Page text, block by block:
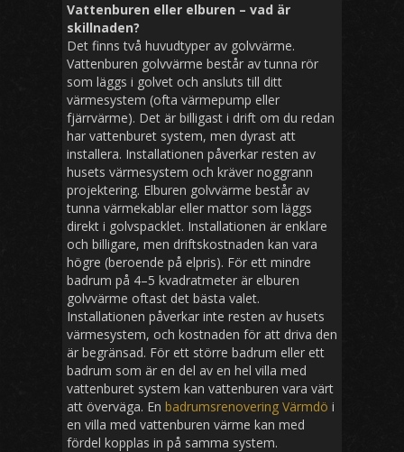
Vattenburen eller elburen – vad är
skillnaden?
Det finns två huvudtyper av golvvärme.
Vattenburen golvvärme består av tunna rör
som läggs i golvet och ansluts till ditt
värmesystem (ofta värmepump eller
fjärrvärme). Det är billigast i drift om du redan
har vattenburet system, men dyrast att
installera. Installationen påverkar resten av
husets värmesystem och kräver noggrann
projektering. Elburen golvvärme består av
tunna värmekablar eller mattor som läggs
direkt i golvspacklet. Installationen är enklare
och billigare, men driftskostnaden kan vara
högre (beroende på elpris). För ett mindre
badrum på 4–5 kvadratmeter är elburen
golvvärme oftast det bästa valet.
Installationen påverkar inte resten av husets
värmesystem, och kostnaden för att driva den
är begränsad. För ett större badrum eller ett
badrum som är en del av en hel villa med
vattenburet system kan vattenburen vara värt
att överväga. En badrumsrenovering Värmdö i
en villa med vattenburen värme kan med
fördel kopplas in på samma system.